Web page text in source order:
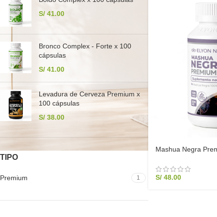
S/ 41.00
Bronco Complex - Forte x 100
cápsulas
S/ 41.00
Levadura de Cerveza Premium x
100 cápsulas
S/ 38.00
TIPO
Premium 1
Mashua Negra
S/48.00